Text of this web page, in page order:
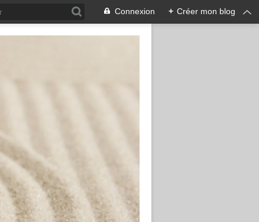
Connexion + Créer mon blog